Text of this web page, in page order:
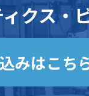
クス・
みはこち